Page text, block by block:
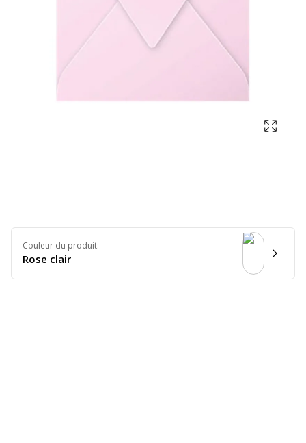
Couleur du produit:
Rose clair